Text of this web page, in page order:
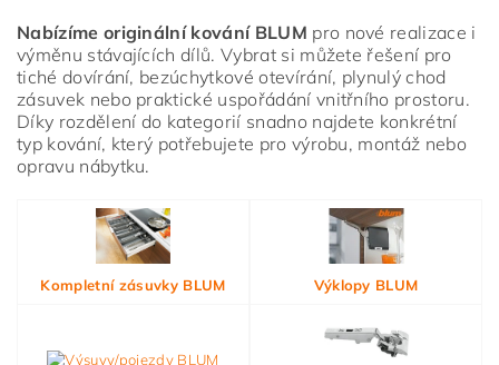
Vložením hodnocení souhlasíte s
osobních údajů
Nabízíme originální kování BLUM pro nové realizace i
výměnu stávajících dílů. Vybrat si můžete řešení pro
tiché dovírání, bezúchytkové otevírání, plynulý chod
zásuvek nebo praktické uspořádání vnitřního prostoru.
Díky rozdělení do kategorií snadno najdete konkrétní
typ kování, který potřebujete pro výrobu, montáž nebo
opravu nábytku.
Kompletní zásuvky BLUM Výklopy BLUM